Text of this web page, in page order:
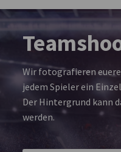
Wir fotografieren
jedem Spieler ein
Der Hintergrund kann
werden.